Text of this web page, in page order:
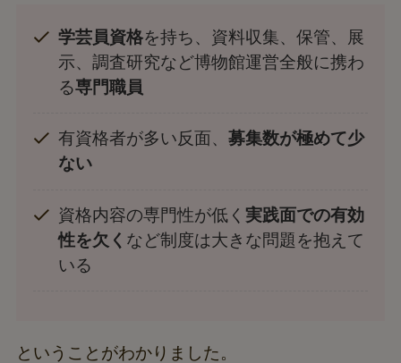
学芸員資格を持ち、資料収集、保管、展
示、調査研究など博物館運営全般に携わ
る専門職員
有資格者が多い反面、 募集数が極めて少
ない
資格内容の専門性が低く 実践面での有効
性を欠く など制度は大きな問題を抱えて
いる
ということがわかりました。